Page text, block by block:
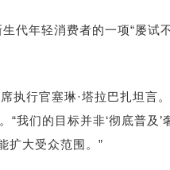
代年轻消费者的一项“屡试
执行官塞琳·塔拉巴扎坦言
我们的目标并非‘彻底普及
大受众范围。”